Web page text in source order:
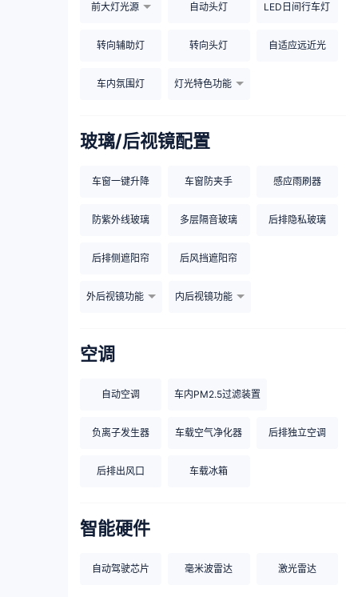
前大灯光源 自动头灯 LED日间行车灯
转向辅助灯 转向头灯 自适应远近光
车内氛围灯 灯光特色功能
玻璃/后视镜配置
车窗一键升降 车窗防夹手 感应雨刷器
防紫外线玻璃 多层隔音玻璃 后排隐私玻璃
后排侧遮阳帘 后风挡遮阳帘
外后视镜功能 内后视镜功能
空调
自动空调 车内PM2.5过滤装置
负离子发生器 车载空气净化器 后排独立空调
后排出风口 车载冰箱
智能硬件
自动驾驶芯片 毫米波雷达 激光雷达